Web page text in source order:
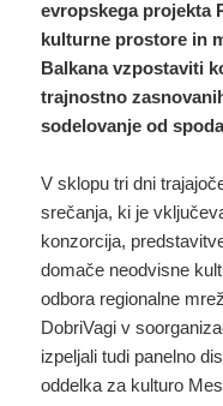
evropskega projekta
kulturne prostore in
Balkana vzpostaviti
trajnostno
sodelovanje od
V sklopu tri dni
srečanja, ki je
konzorcija,
domače neodvisne
odbora regionalne
DobriVagi v
izpeljali tudi panelno
oddelka za kulturo